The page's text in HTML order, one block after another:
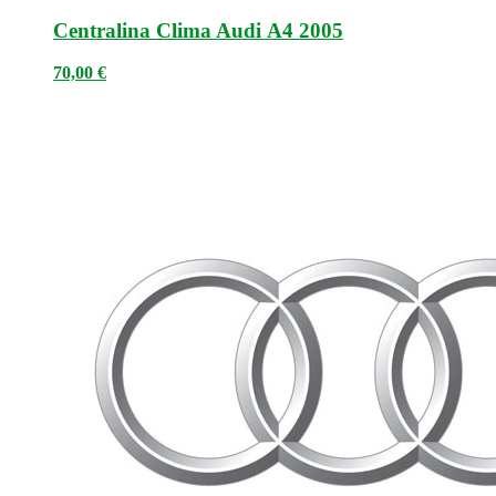
Centralina Clima Audi A4 2005
70,00 €